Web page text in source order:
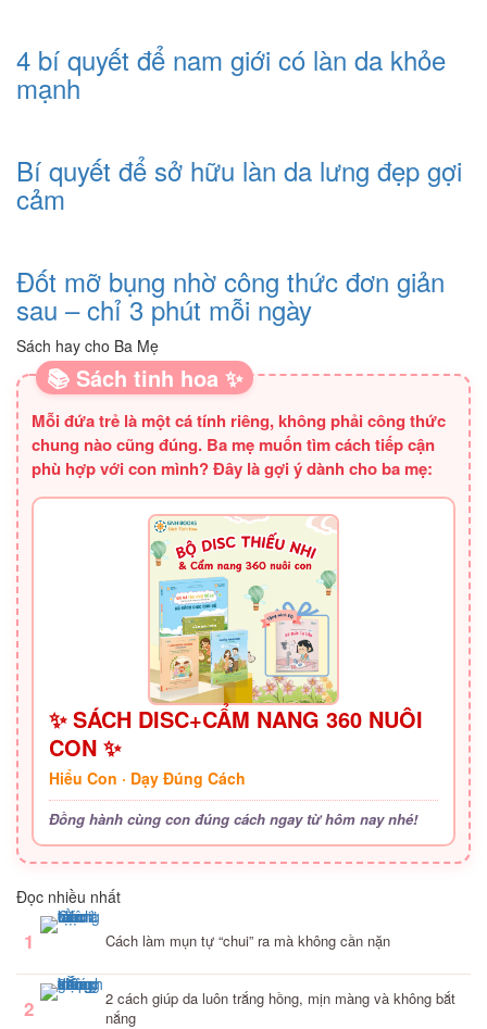
4 bí quyết để nam giới có làn da khỏe
mạnh
Bí quyết để sở hữu làn da lưng đẹp gợi
cảm
Đốt mỡ bụng nhờ công thức đơn giản
sau – chỉ 3 phút mỗi ngày
Sách hay cho Ba Mẹ
📚 Sách tinh hoa ✨
Mỗi đứa trẻ là một cá tính riêng, không phải công thức
chung nào cũng đúng. Ba mẹ muốn tìm cách tiếp cận
phù hợp với con mình? Đây là gợi ý dành cho ba mẹ:
✨ SÁCH DISC+CẨM NANG 360 NUÔI
CON ✨
Hiểu Con · Dạy Đúng Cách
Đồng hành cùng con đúng cách ngay từ hôm nay nhé!
Đọc nhiều nhất
1 Cách làm mụn tự “chui” ra mà không cần nặn
2
2 cách giúp da luôn trắng hồng, mịn màng và không bắt
nắng